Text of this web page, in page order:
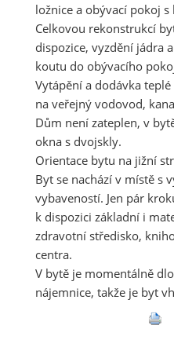
ložnice a obývací pokoj
Celkovou rekonstrukcí
dispozice, vyzdění jádra
koutu do obývacího
Vytápění a dodávka
na veřejný vodovod,
Dům není zateplen, v
okna s dvojskly.
Orientace bytu na jižní
Byt se nachází v místě s
vybaveností. Jen pár
k dispozici základní i
zdravotní středisko,
centra.
V bytě je momentálně
nájemnice, takže je byt